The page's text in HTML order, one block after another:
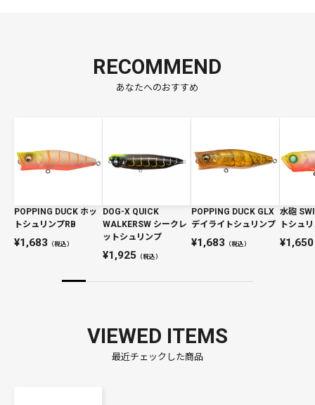
RECOMMEND
あなたへのおすすめ
POPPING DUCK ホッ
トシュリンプRB
1,683 （税込）
DOG-X QUICK
WALKERSW シークレ
ットシュリンプ
1,925（税込）
POPPING DUCK GLX
デイライトシュリンプ
1,683 （税込）
水砲
トシュ
1,650
VIEWED ITEMS
最近チェックした商品